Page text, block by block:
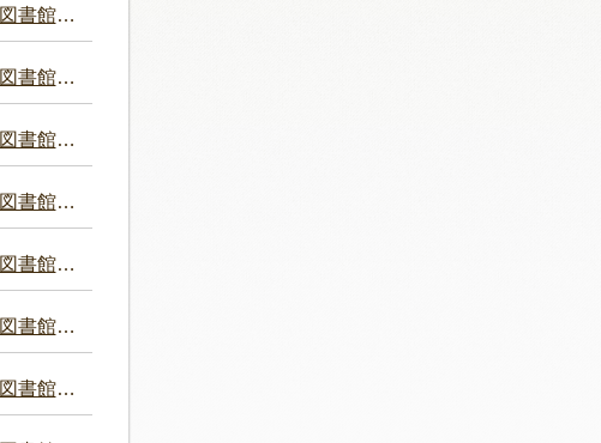
図書館編集者
図書館編集者
図書館編集者
図書館編集者
図書館編集者
図書館編集者
図書館編集者